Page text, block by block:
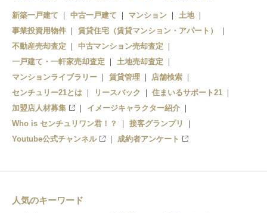
黒川駅
はるひ野駅
新築一戸建て 中古一戸建て マンション
土地
事業投資用物件
賃貸住宅（賃貸マンション・アパート）
不動産売却査定
中古マンション売却査定
一戸建て・一軒家売却査定
土地売却査定
マンションライブラリー
賃貸管理
店舗検索
センチュリー21とは
リースバック
住まいるサポート21
加盟店人材募集
イメージキャラクター紹介
Who is センチュリワン君！？
接客グランプリ
Youtube公式チャンネル
成約者アンケート
人気のキーワード